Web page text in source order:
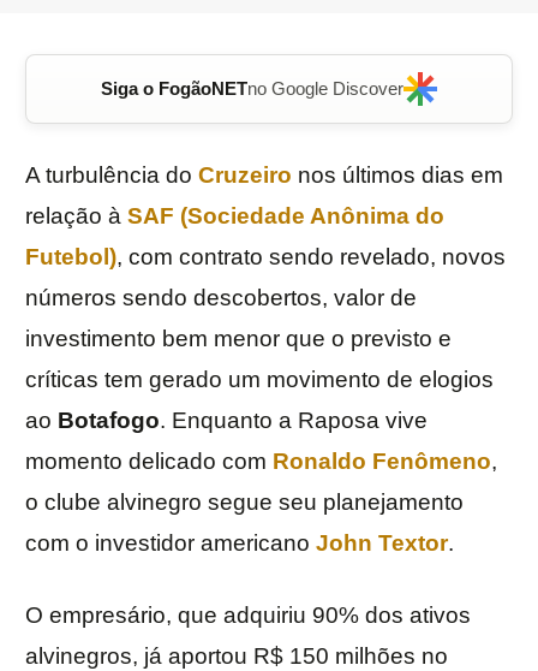
Siga o FogãoNETno Google Discover
A turbulência do Cruzeiro nos últimos dias em
relação à SAF (Sociedade Anônima do
Futebol), com contrato sendo revelado, novos
números sendo descobertos, valor de
investimento bem menor que o previsto e
críticas tem gerado um movimento de elogios
ao Botafogo. Enquanto a Raposa vive
momento delicado com Ronaldo Fenômeno,
o clube alvinegro segue seu planejamento
com o investidor americano John Textor.
O empresário, que adquiriu 90% dos ativos
alvinegros, já aportou R$ 150 milhões no